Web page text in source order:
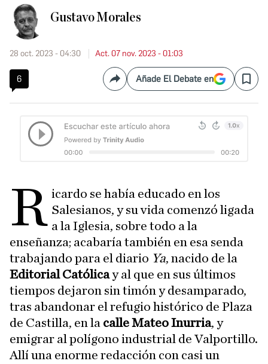
Gustavo Morales
28 oct. 2023 - 04:30 Act. 07 nov. 2023 - 01:03
6 CompartirAñade El Debate en Save
R icardo se había educado en los
Salesianos, y su vida comenzó ligada
a la Iglesia, sobre todo a la
enseñanza; acabaría también en esa senda
trabajando para el diario Ya, nacido de la
Editorial Católicay al que en sus últimos
tiempos dejaron sin timón y desamparado,
tras abandonar el refugio histórico de Plaza
de Castilla, en la calle Mateo Inurria, y
emigrar al polígono industrial de Valportillo.
Allí una enorme redacción con casi un